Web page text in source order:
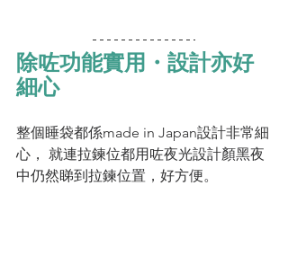
除咗功能實用・設計亦好
細心
整個睡袋都係made in Japan設計非常細
心， 就連拉鍊位都用咗夜光設計顏黑夜
中仍然睇到拉鍊位置，好方便。